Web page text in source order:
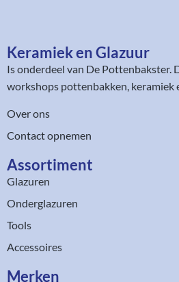
Keramiek en Glazuur​
Is onderdeel van De Pottenbakster.
workshops pottenbakken, keramiek
Over ons
Contact opnemen
Assortiment​
Glazuren
Onderglazuren
Tools
Accessoires
Merken